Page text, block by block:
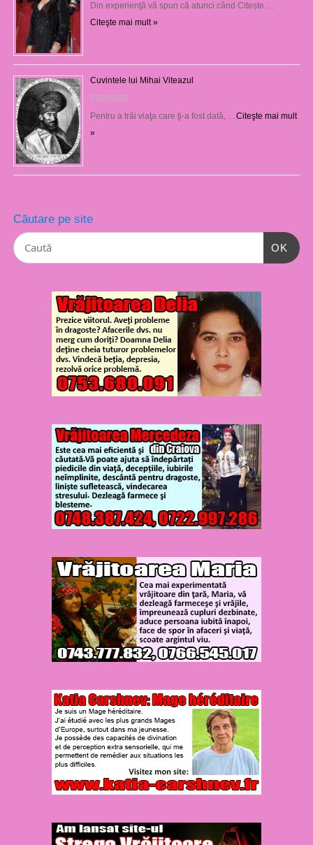
Din experienţă vă spun că atunci când Citește …
Citeşte mai mult »
Cuvintele lui Mihai Viteazul
21/08/2023
Pentru a trăi viaţa care ţi-a fost dată, …Citeşte mai mult
»
Căutare pe site
OK